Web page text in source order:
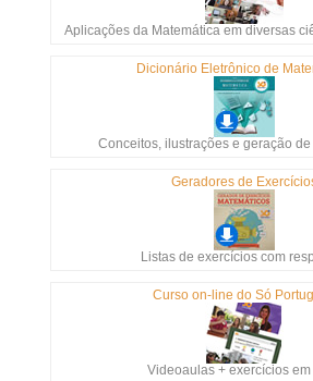
Aplicações da Matemática em diversas
Dicionário Eletrônico de
Conceitos, ilustrações e geração
Geradores de
Listas de exercícios com
Curso on-line do Só
Videoaulas + exercícios em